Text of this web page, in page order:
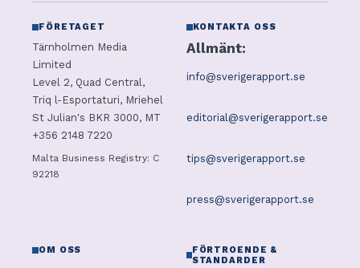
FÖRETAGET
Tärnholmen Media
Limited
Level 2, Quad Central,
Triq l-Esportaturi, Mriehel
St Julian's BKR 3000, MT
+356 2148 7220
Malta Business Registry: C
92218
KONTAKTA OSS
Allmänt:
info@sverigerapport.se
editorial@sverigerapport.se
tips@sverigerapport.se
press@sverigerapport.se
OM OSS
FÖRTROENDE &
STANDARDER